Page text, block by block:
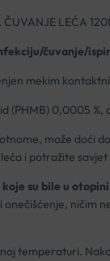
ČUVANJE LEĆA
čuvanje/
mekim
(PHMB) 0,0005
može doći
i potražite
su bile u
onečišćenje, ničim
temperaturi.